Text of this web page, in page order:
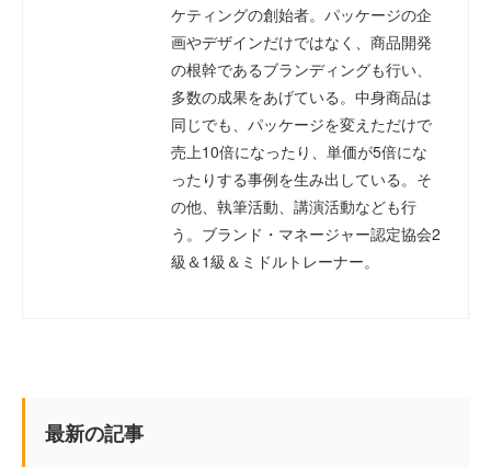
ケティングの創始者。パッケージの企
画やデザインだけではなく、商品開発
の根幹であるブランディングも行い、
多数の成果をあげている。中身商品は
同じでも、パッケージを変えただけで
売上10倍になったり、単価が5倍にな
ったりする事例を生み出している。そ
の他、執筆活動、講演活動なども行
う。ブランド・マネージャー認定協会2
級＆1級＆ミドルトレーナー。
最新の記事